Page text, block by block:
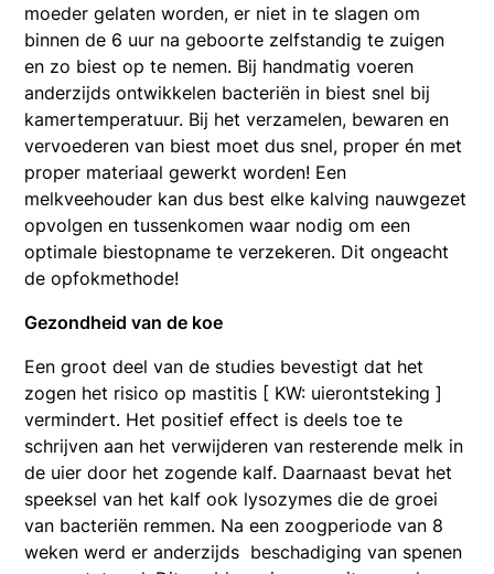
moeder gelaten worden, er niet in te slagen om
binnen de 6 uur na geboorte zelfstandig te zuigen
en zo biest op te nemen. Bij handmatig voeren
anderzijds ontwikkelen bacteriën in biest snel bij
kamertemperatuur. Bij het verzamelen, bewaren en
vervoederen van biest moet dus snel, proper én met
proper materiaal gewerkt worden! Een
melkveehouder kan dus best elke kalving nauwgezet
opvolgen en tussenkomen waar nodig om een
optimale biestopname te verzekeren. Dit ongeacht
de opfokmethode!
Gezondheid van de koe
Een groot deel van de studies bevestigt dat het
zogen het risico op mastitis [ KW: uierontsteking ]
vermindert. Het positief effect is deels toe te
schrijven aan het verwijderen van resterende melk in
de uier door het zogende kalf. Daarnaast bevat het
speeksel van het kalf ook lysozymes die de groei
van bacteriën remmen. Na een zoogperiode van 8
weken werd er anderzijds beschadiging van spenen